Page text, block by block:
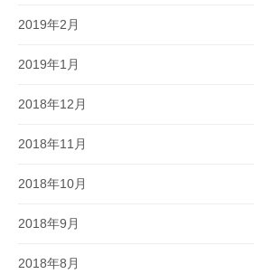
2019年2月
2019年1月
2018年12月
2018年11月
2018年10月
2018年9月
2018年8月